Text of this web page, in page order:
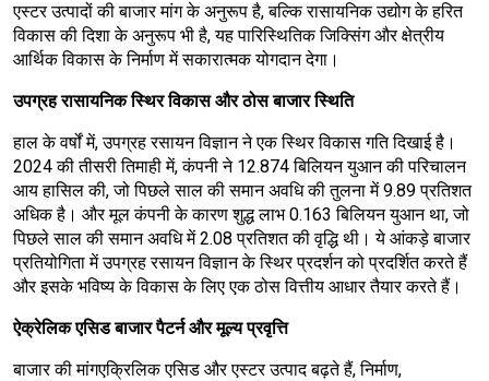
एस्टर उत्पादों की बाजार मांग के अनुरूप है, बल्कि रासायनिक उद्योग के हरित
विकास की दिशा के अनुरूप भी है, यह पारिस्थितिक जिक्सिंग और क्षेत्रीय
आर्थिक विकास के निर्माण में सकारात्मक योगदान देगा।
उपग्रह रासायनिक स्थिर विकास और ठोस बाजार स्थिति
हाल के वर्षों में, उपग्रह रसायन विज्ञान ने एक स्थिर विकास गति दिखाई है।
2024 की तीसरी तिमाही में, कंपनी ने 12.874 बिलियन युआन की परिचालन
आय हासिल की, जो पिछले साल की समान अवधि की तुलना में 9.89 प्रतिशत
अधिक है। और मूल कंपनी के कारण शुद्ध लाभ 0.163 बिलियन युआन था, जो
पिछले साल की समान अवधि में 2.08 प्रतिशत की वृद्धि थी। ये आंकड़े बाजार
प्रतियोगिता में उपग्रह रसायन विज्ञान के स्थिर प्रदर्शन को प्रदर्शित करते हैं
और इसके भविष्य के विकास के लिए एक ठोस वित्तीय आधार तैयार करते हैं।
ऐक्रेलिक एसिड बाजार पैटर्न और मूल्य प्रवृत्ति
बाजार की मांगएक्रिलिक एसिड और एस्टर उत्पाद बढ़ते हैं, निर्माण,